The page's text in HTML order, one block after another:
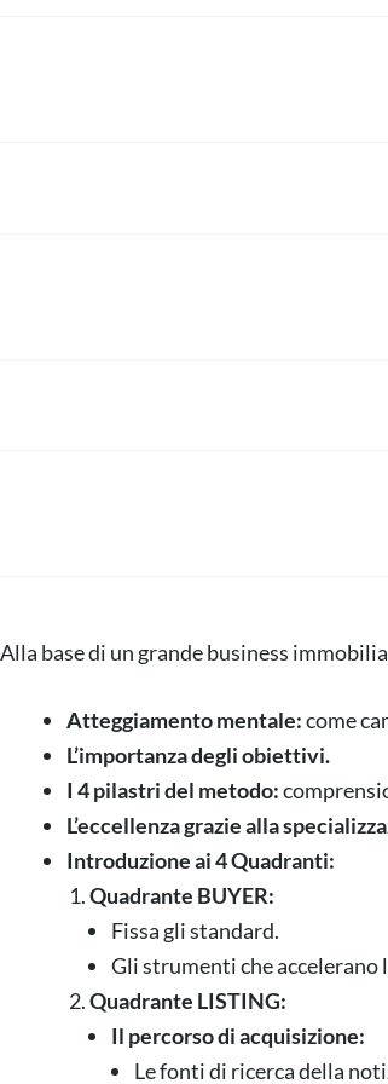
Alla base di un grande business
Atteggiamento mentale:come
L’importanza degli obiettivi.
I 4 pilastri del metodo:
L’eccellenza grazie alla
Introduzione ai 4 Quadranti:
Quadrante BUYER:
Fissa gli standard.
Gli strumenti che accelerano
Quadrante LISTING:
Il percorso di acquisizione:
Le fonti di ricerca della